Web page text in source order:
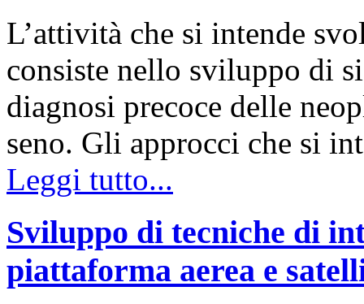
L’attività che si intende
consiste nello sviluppo di
diagnosi precoce delle
seno. Gli approcci che si
Leggi tutto...
Sviluppo di tecniche di
piattaforma aerea e